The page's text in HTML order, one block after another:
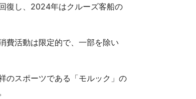
復し、2024年はクルーズ客船の
費活動は限定的で、一部を除い
のスポーツである「モルック」の